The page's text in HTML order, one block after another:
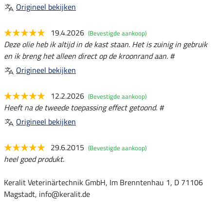
Origineel bekijken
19.4.2026 (Bevestigde aankoop)
Deze olie heb ik altijd in de kast staan. Het is zuinig in gebruik
en ik breng het alleen direct op de kroonrand aan. #
Origineel bekijken
12.2.2026 (Bevestigde aankoop)
Heeft na de tweede toepassing effect getoond. #
Origineel bekijken
29.6.2015 (Bevestigde aankoop)
heel goed produkt.
Keralit Veterinärtechnik GmbH, Im Brenntenhau 1, D 71106
Magstadt, info@keralit.de